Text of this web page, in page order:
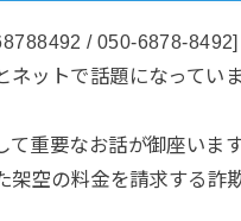
/ 050-6878-
ットで話題になっていま
重要なお話が御座いま
空の料金を請求する詐